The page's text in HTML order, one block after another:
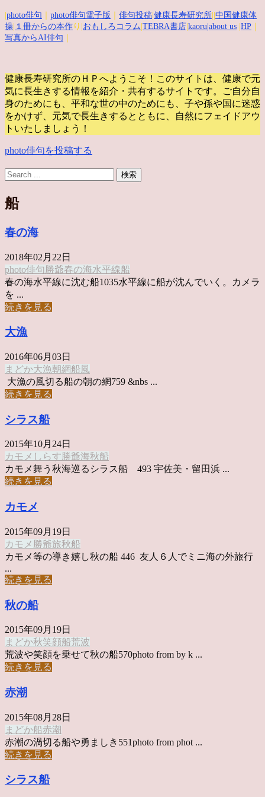
photo俳句 photo俳句電子版 俳句投稿 健康長寿研究所 中国健康体
操 １冊からの本作 り| おもしろコラム TEBRA書店 kaoru |about us HP
写真からAI俳句
健康長寿研究所のＨＰへようこそ！このサイトは、健康で元
気に長生きする情報を紹介・共有するサイトです。
ご自分自
身のためにも、平和な世の中のためにも、子や孫や国に迷惑
をかけず、元気で長生きするとともに、自然にフェイドアウ
トいたしましょう！
photo俳句を投稿する
船
春の海
2018年02月22日
photo俳句 勝爺春の海水平線船
春の海水平線に沈む船1035水平線に船が沈んでいく。カメラ
を ...
続きを見る
大漁
2016年06月03日
まどか大漁朝網船 風
大漁の風切る船の朝の網759 &nbs ...
続きを見る
シラス船
2015年10月24日
カモメ しらす勝爺海秋船
カモメ舞う秋海巡るシラス船 493 宇佐美・留田浜 ...
続きを見る
カモメ
2015年09月19日
カモメ 勝爺旅秋船
カモメ等の導き嬉し秋の船 446 友人６人でミニ海の外旅行
...
続きを見る
秋の船
2015年09月19日
まどか秋笑顔船荒波
荒波や笑顔を乗せて秋の船570photo from by k ...
続きを見る
赤潮
2015年08月28日
まどか船赤潮
赤潮の渦切る船や勇ましき551photo from phot ...
続きを見る
シラス船